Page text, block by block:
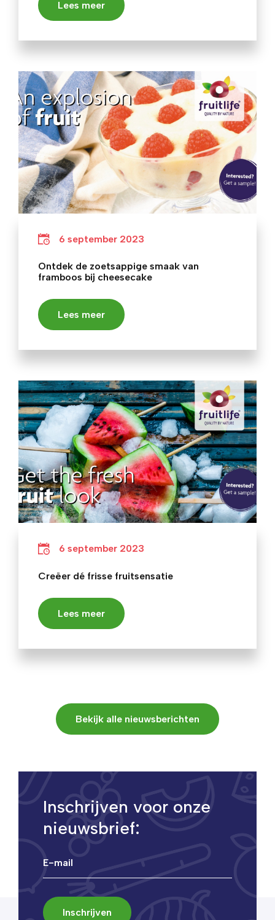
Lees meer
6 september 2023
Ontdek de zoetsappige smaak van
framboos bij cheesecake
Lees meer
6 september 2023
Creëer dé frisse fruitsensatie
Lees meer
Bekijk alle nieuwsberichten
Inschrijven voor onze
nieuwsbrief: